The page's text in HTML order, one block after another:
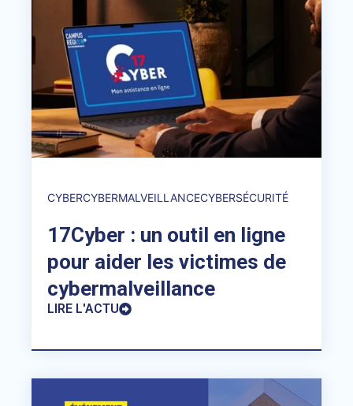
CYBERCYBERMALVEILLANCECYBERSÉCURITÉ
17Cyber : un outil en ligne
pour aider les victimes de
cybermalveillance
LIRE L'ACTU